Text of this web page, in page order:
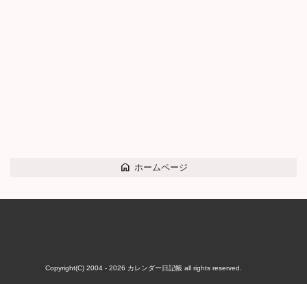
home ホームページ
Copyright(C) 2004 - 2026 カレンダー日記帳all rights reserved.